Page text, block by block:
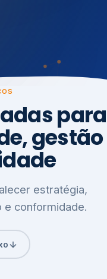
para
gestão
estratégia,
e conformidade.